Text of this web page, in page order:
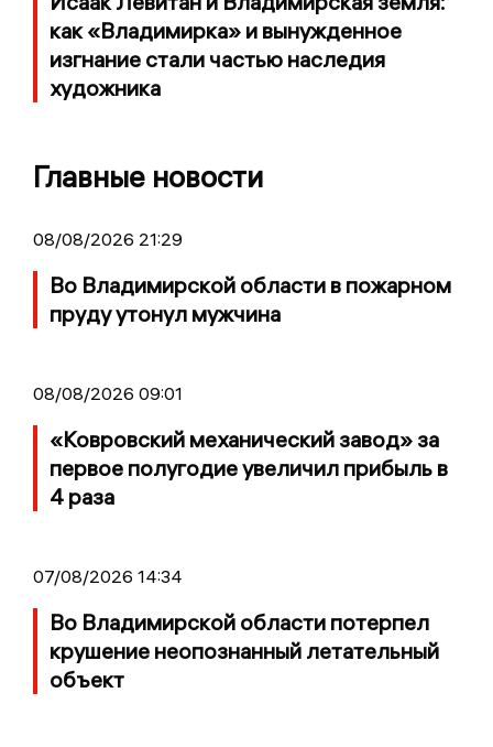
как «Владимирка» и вынужденное
изгнание стали частью наследия
художника
Главные новости
08/08/2026 21:29
Во Владимирской области в пожарном
пруду утонул мужчина
08/08/2026 09:01
«Ковровский механический завод» за
первое полугодие увеличил прибыль в
4 раза
07/08/2026 14:34
Во Владимирской области потерпел
крушение неопознанный летательный
объект